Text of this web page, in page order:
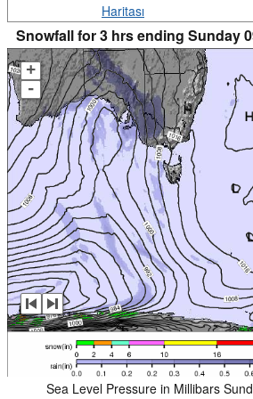
Haritası
Snowfall for 3 hrs ending Sunday
+
-
Sea Level Pressure in Millibars